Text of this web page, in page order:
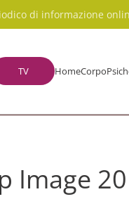
di informazione
TV HomeCorpo
Image